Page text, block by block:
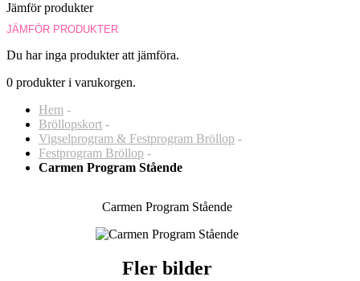
Jämför produkter
JÄMFÖR PRODUKTER
Du har inga produkter att jämföra.
0 produkter i varukorgen.
Hem -
Bröllopskort -
Vigselprogram & Festprogram Bröllop -
Festprogram Bröllop -
Carmen Program Stående
Carmen Program Stående
Fler bilder